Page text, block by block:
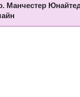
Манчестер